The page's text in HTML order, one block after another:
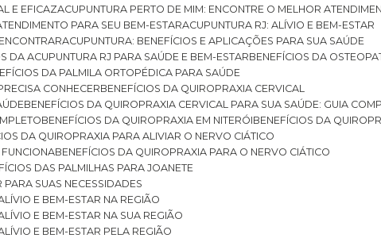
E EFICAZ
ACUPUNTURA PERTO DE MIM: ENCONTRE O MELHOR
PARA SEU BEM-ESTAR
ACUPUNTURA RJ: ALÍVIO E BEM-ESTAR
ACUPUNTURA: BENEFÍCIOS E APLICAÇÕES PARA SUA SAÚDE
DA ACUPUNTURA RJ PARA SAÚDE E BEM-ESTAR
BENEFÍCIOS DA
DA PALMILA ORTOPÉDICA PARA SAÚDE
CONHECER
BENEFÍCIOS DA QUIROPRAXIA CERVICAL
BENEFÍCIOS DA QUIROPRAXIA CERVICAL PARA SUA SAÚDE: GUIA
BENEFÍCIOS DA QUIROPRAXIA EM NITERÓI
BENEFÍCIOS DA
DA QUIROPRAXIA PARA ALIVIAR O NERVO CIÁTICO
FUNCIONA
BENEFÍCIOS DA QUIROPRAXIA PARA O NERVO CIÁTICO
DAS PALMILHAS PARA JOANETE
PARA SUAS NECESSIDADES
E BEM-ESTAR NA REGIÃO
E BEM-ESTAR NA SUA REGIÃO
E BEM-ESTAR PELA REGIÃO